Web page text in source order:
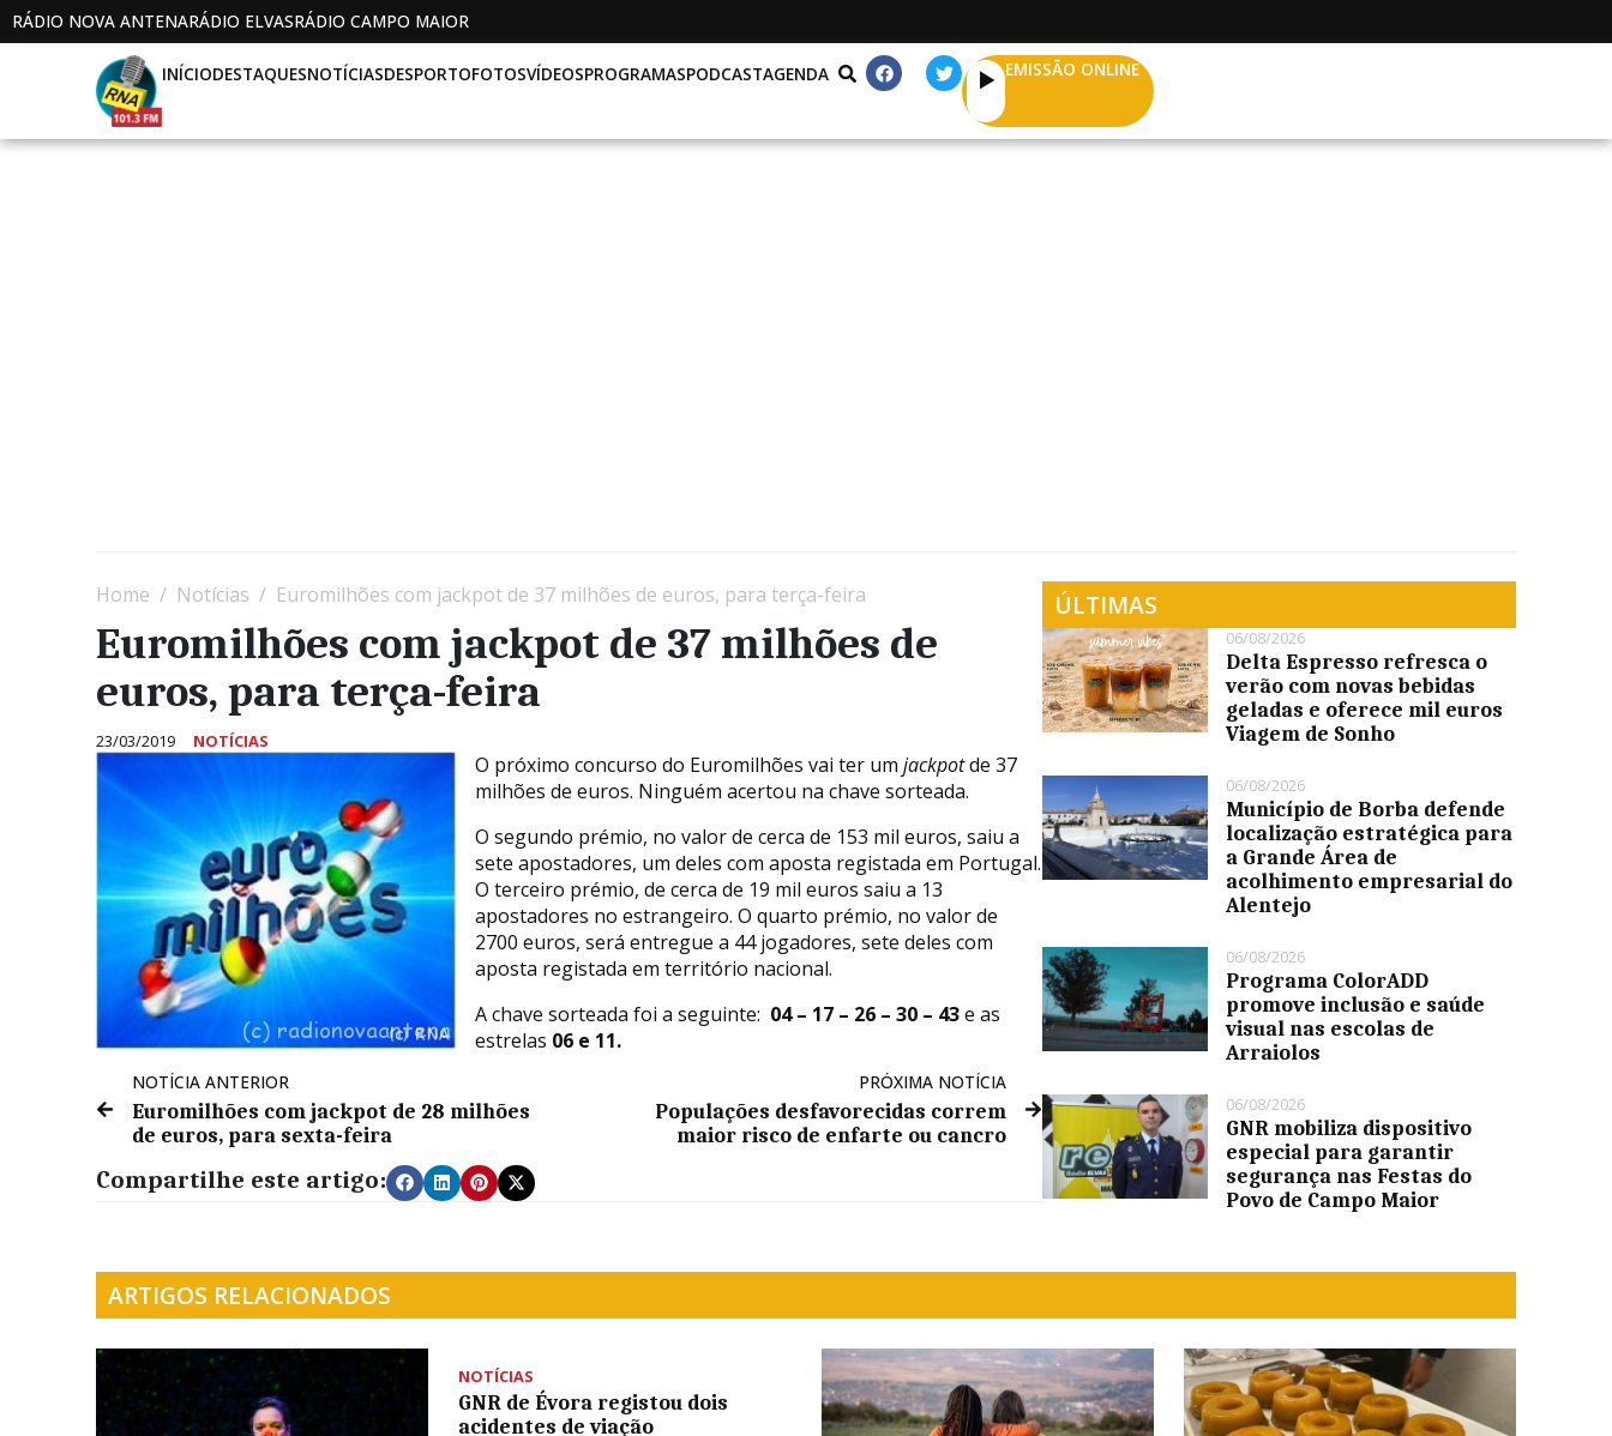
RÁDIO NOVA ANTENARÁDIO ELVASRÁDIO CAMPO MAIOR
INÍCIODESTAQUESNOTÍCIASDESPORTOFOTOSVÍDEOSPROGRAMASPODCASTAGENDA EMISSÃO ONLINE
Home Notícias Euromilhões com jackpot de 37 milhões de euros, para terça-feira
Euromilhões com jackpot de 37 milhões de
euros, para terça-feira
23/03/2019 NOTÍCIAS
O próximo concurso do Euromilhões vai ter um jackpotde 37
milhões de euros. Ninguém acertou na chave sorteada.
O segundo prémio, no valor de cerca de 153 mil euros, saiu a
sete apostadores, um deles com aposta registada em Portugal.
O terceiro prémio, de cerca de 19 mil euros saiu a 13
apostadores no estrangeiro. O quarto prémio, no valor de
2700 euros, será entregue a 44 jogadores, sete deles com
aposta registada em território nacional.
A chave sorteada foi a seguinte: 04 – 17 – 26 – 30 – 43e as
estrelas 06 e 11.
NOTÍCIA ANTERIOR
Euromilhões com jackpot de 28 milhões
de euros, para sexta-feira
PRÓXIMA NOTÍCIA
Populações desfavorecidas correm
maior risco de enfarte ou cancro
Compartilhe este artigo:
ÚLTIMAS
06/08/2026
Delta Espresso refresca o
verão com novas bebidas
geladas e oferece mil euros
Viagem de Sonho
06/08/2026
Município de Borba defende
localização estratégica para
a Grande Área de
acolhimento empresarial do
Alentejo
06/08/2026
Programa ColorADD
promove inclusão e saúde
visual nas escolas de
Arraiolos
06/08/2026
GNR mobiliza dispositivo
especial para garantir
segurança nas Festas do
Povo de Campo Maior
ARTIGOS RELACIONADOS
NOTÍCIAS
GNR de Évora registou dois
acidentes de viação